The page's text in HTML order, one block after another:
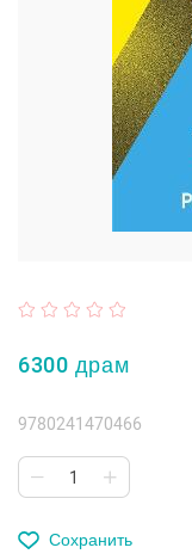
6300 драм
9780241470466
Сохранить